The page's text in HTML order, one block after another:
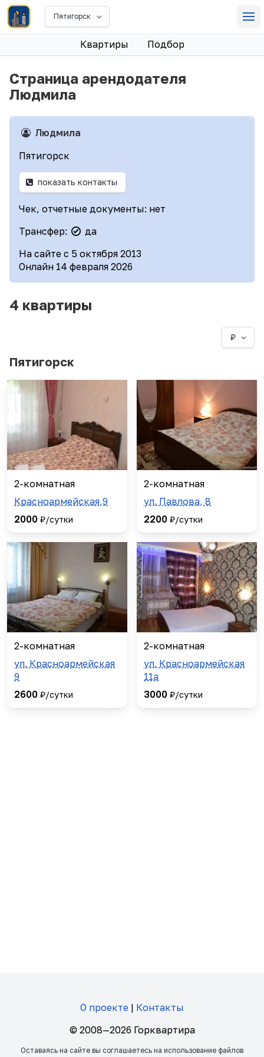
Пятигорск
Квартиры Подбор
Страница арендодателя
Людмила
Людмила
Пятигорск
показать контакты
Чек, отчетные документы: нет
Трансфер:
да
На сайте с 5 октября 2013
Онлайн 14 февраля 2026
4 квартиры
₽
Пятигорск
2-комнатная
Красноармейская,9
2000 ₽/сутки
2-комнатная
ул. Павлова, 8
2200 ₽/сутки
2-комнатная
ул. Красноармейская
9
2600 ₽/сутки
2-комнатная
ул. Красноармейская
11а
3000 ₽/сутки
О проекте | Контакты
© 2008—2026 Горквартира
Оставаясь на сайте вы соглашаетесь на использование файлов